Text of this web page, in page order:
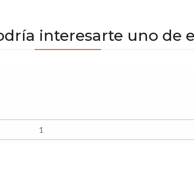
interesarte uno de